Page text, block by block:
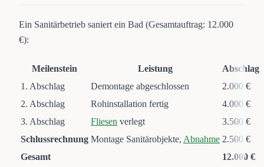
Ein Sanitärbetrieb saniert ein Bad (Gesamtauftrag: 12.000
€):
Meilenstein Leistung
Abschlag
1. Abschlag
Demontage abgeschlossen
2.000 €
2. Abschlag
Rohinstallation fertig
4.000 €
3. Abschlag
Fliesen verlegt
3.500 €
Schlussrechnung Montage Sanitärobjekte, Abnahme 2.500 €
Gesamt
12.000 €